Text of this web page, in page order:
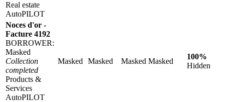
Real estate
AutoPILOT
Noces d'or -
Facture 4192
BORROWER:
Masked
Collection
completed
Products &
Services
AutoPILOT
Masked Masked Masked Masked
100%
Hidden